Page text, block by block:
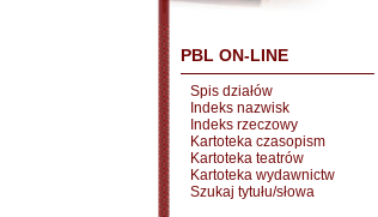
PBL ON-LINE
Spis działów
Indeks nazwisk
Indeks rzeczowy
Kartoteka czasopism
Kartoteka teatrów
Kartoteka wydawnictw
Szukaj tytułu/słowa